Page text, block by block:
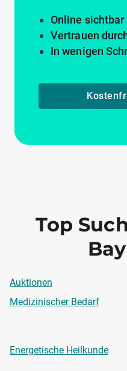
Online
Vertrauen
In wenigen
Top
Auktionen
Medizinischer Bedarf
Energetische Heilkunde